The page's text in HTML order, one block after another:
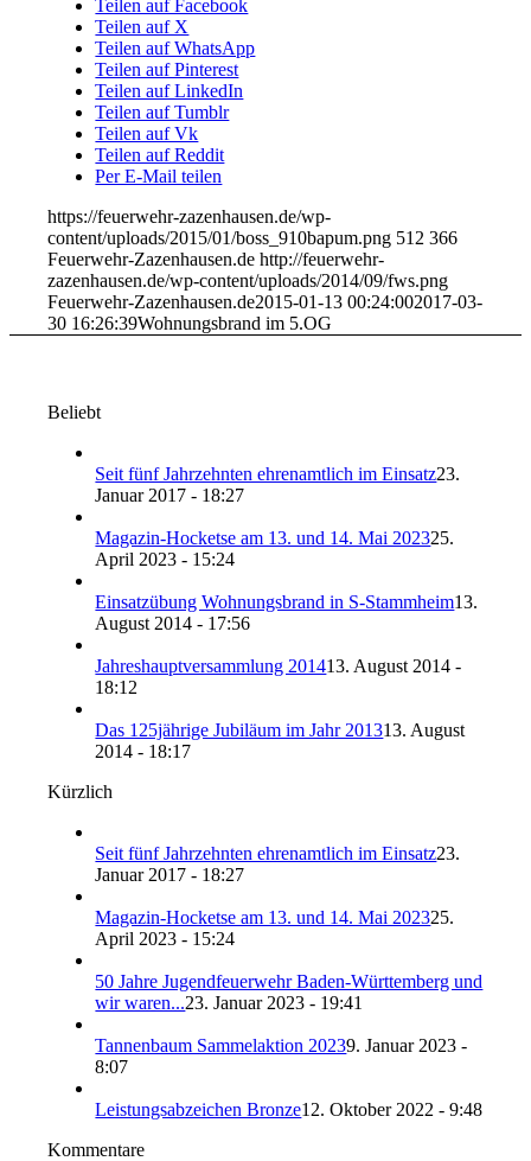
Teilen auf Facebook
Teilen auf X
Teilen auf WhatsApp
Teilen auf Pinterest
Teilen auf LinkedIn
Teilen auf Tumblr
Teilen auf Vk
Teilen auf Reddit
Per E-Mail teilen
https://feuerwehr-zazenhausen.de/wp-
content/uploads/2015/01/boss_910bapum.png 512 366
Feuerwehr-Zazenhausen.de http://feuerwehr-
zazenhausen.de/wp-content/uploads/2014/09/fws.png
Feuerwehr-Zazenhausen.de2015-01-13 00:24:002017-03-
30 16:26:39Wohnungsbrand im 5.OG
Beliebt
Seit fünf Jahrzehnten ehrenamtlich im Einsatz23.
Januar 2017 - 18:27
Magazin-Hocketse am 13. und 14. Mai 202325.
April 2023 - 15:24
Einsatzübung Wohnungsbrand in S-Stammheim13.
August 2014 - 17:56
Jahreshauptversammlung 201413. August 2014 -
18:12
Das 125jährige Jubiläum im Jahr 201313. August
2014 - 18:17
Kürzlich
Seit fünf Jahrzehnten ehrenamtlich im Einsatz23.
Januar 2017 - 18:27
Magazin-Hocketse am 13. und 14. Mai 202325.
April 2023 - 15:24
50 Jahre Jugendfeuerwehr Baden-Württemberg und
wir waren...23. Januar 2023 - 19:41
Tannenbaum Sammelaktion 20239. Januar 2023 -
8:07
Leistungsabzeichen Bronze12. Oktober 2022 - 9:48
Kommentare